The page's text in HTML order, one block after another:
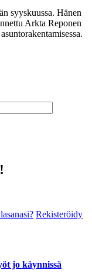
syyskuussa. Hänen
Arkta Reponen
Rekisteröidy
jo käynnissä